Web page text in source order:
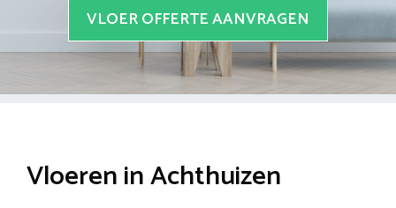
VLOER OFFERTE AANVRAGEN
Vloeren in Achthuizen